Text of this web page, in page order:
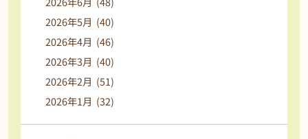
2026年5月 (40)
2026年4月 (46)
2026年3月 (40)
2026年2月 (51)
2026年1月 (32)